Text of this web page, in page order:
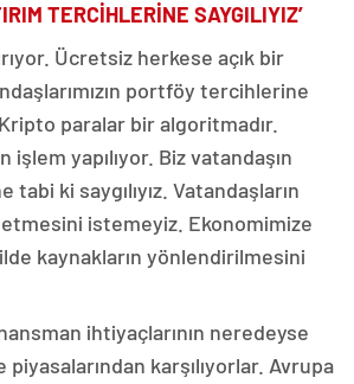
TERCİHLERİNE SAYGILIYIZ’
Ücretsiz herkese açık bir
portföy tercihlerine
paralar bir algoritmadır.
yapılıyor. Biz vatandaşın
tabi ki saygılıyız. Vatandaşların
etmesini istemeyiz. Ekonomimize
kaynakların yönlendirilmesini
ihtiyaçlarının neredeyse
piyasalarından karşılıyorlar. Avrupa